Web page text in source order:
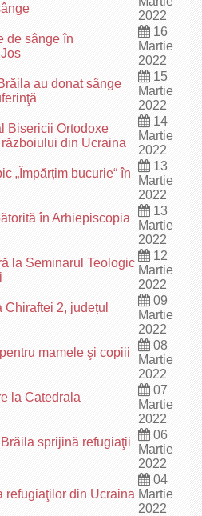
2022
de sânge în
16
Martie
2022
au donat sânge
15
Martie
2022
Bisericii Ortodoxe
din Ucraina
14
Martie
2022
„Împărțim bucurie“ în
13
Martie
2022
în Arhiepiscopia
13
Martie
2022
la Seminarul Teologic
12
Martie
2022
2, județul
09
Martie
2022
mamele şi copiii
08
Martie
2022
la Catedrala
07
Martie
2022
sprijină refugiaţii
06
Martie
2022
refugiaţilor din Ucraina
04
Martie
2022